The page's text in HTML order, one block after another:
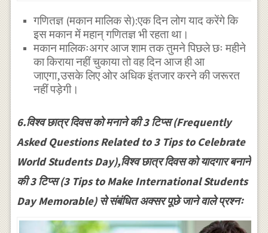
गणितज्ञ (मकान मालिक से):एक दिन लोग याद करेंगे कि
इस मकान में महान् गणितज्ञ भी रहता था।
मकान मालिकःअगर आज शाम तक तुमने पिछले छः महीने
का किराया नहीं चुकाया तो वह दिन आज ही आ
जाएगा,उसके लिए ओर अधिक इंतजार करने की जरूरत
नहीं पड़ेगी।
6.विश्व छात्र दिवस को मनाने की 3 टिप्स (Frequently
Asked Questions Related to 3 Tips to Celebrate
World Students Day),विश्व छात्र दिवस को यादगार बनाने
की 3 टिप्स (3 Tips to Make International Students
Day Memorable) से संबंधित अक्सर पूछे जाने वाले प्रश्नः